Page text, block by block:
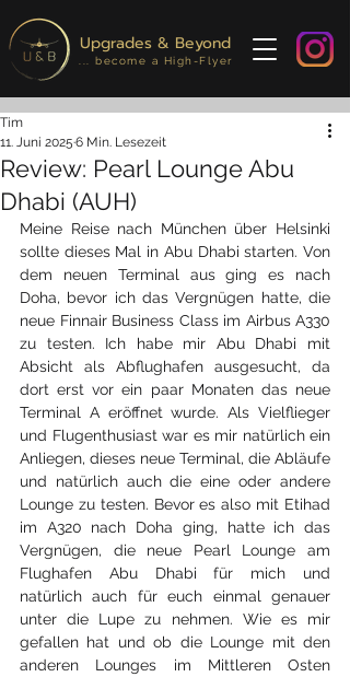
Upgrades & Beyond
... become a High-Flyer
Review: Pearl Lounge Abu
Dhabi (AUH)
Tim
11. Juni 2025 6 Min. Lesezeit
Meine Reise nach München über Helsinki
sollte dieses Mal in Abu Dhabi starten. Von
dem neuen Terminal aus ging es nach
Doha, bevor ich das Vergnügen hatte, die
neue Finnair Business Class im Airbus A330
zu testen. Ich habe mir Abu Dhabi mit
Absicht als Abflughafen ausgesucht, da
dort erst vor ein paar Monaten das neue
Terminal A eröffnet wurde. Als Vielflieger
und Flugenthusiast war es mir natürlich ein
Anliegen, dieses neue Terminal, die Abläufe
und natürlich auch die eine oder andere
Lounge zu testen. Bevor es also mit Etihad
im A320 nach Doha ging, hatte ich das
Vergnügen, die neue Pearl Lounge am
Flughafen Abu Dhabi für mich und
natürlich auch für euch einmal genauer
unter die Lupe zu nehmen. Wie es mir
gefallen hat und ob die Lounge mit den
anderen Lounges im Mittleren Osten